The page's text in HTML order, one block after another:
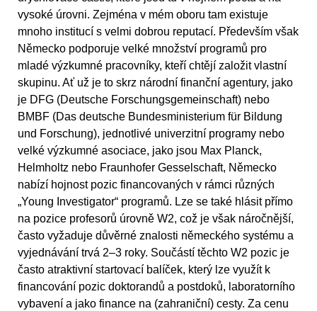
vysoké úrovni. Zejména v mém oboru tam existuje
mnoho institucí s velmi dobrou reputací. Především však
Německo podporuje velké množství programů pro
mladé výzkumné pracovníky, kteří chtějí založit vlastní
skupinu. Ať už je to skrz národní finanční agentury, jako
je DFG (Deutsche Forschungsgemeinschaft) nebo
BMBF (Das deutsche Bundesministerium für Bildung
und Forschung), jednotlivé univerzitní programy nebo
velké výzkumné asociace, jako jsou Max Planck,
Helmholtz nebo Fraunhofer Gesselschaft, Německo
nabízí hojnost pozic financovaných v rámci různých
„Young Investigator“ programů. Lze se také hlásit přímo
na pozice profesorů úrovně W2, což je však náročnější,
často vyžaduje důvěrné znalosti německého systému a
vyjednávání trvá 2–3 roky. Součástí těchto W2 pozic je
často atraktivní startovací balíček, který lze využít k
financování pozic doktorandů a postdoků, laboratorního
vybavení a jako finance na (zahraniční) cesty. Za cenu